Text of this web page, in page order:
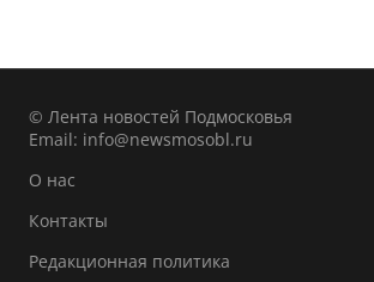
© Лента новостей Подмосковья
Email: info@newsmosobl.ru
О нас
Контакты
Редакционная политика